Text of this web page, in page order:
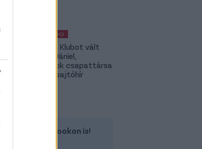
MAGYAR FOCI
Légiósok: Klubot vált
Gazdag Dániel,
világbajnok csapattársa
is lehet - sajtóhír
minket a Facebookon is!